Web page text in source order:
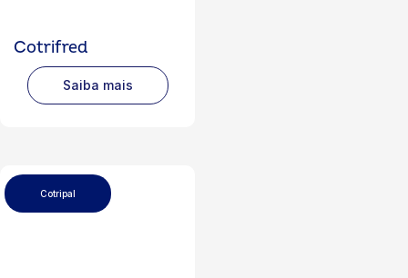
Cotrifred
Saiba mais
Cotripal